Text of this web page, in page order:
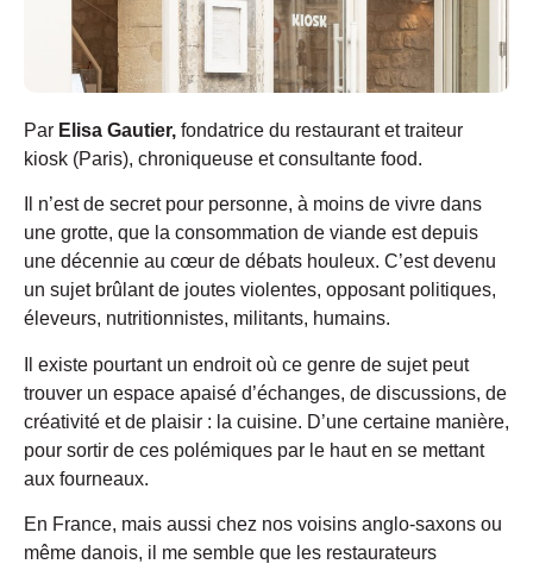
Par Elisa Gautier, fondatrice du restaurant et traiteur
kiosk (Paris), chroniqueuse et consultante food.
Il n’est de secret pour personne, à moins de vivre dans
une grotte, que la consommation de viande est depuis
une décennie au cœur de débats houleux. C’est devenu
un sujet brûlant de joutes violentes, opposant politiques,
éleveurs, nutritionnistes, militants, humains.
Il existe pourtant un endroit où ce genre de sujet peut
trouver un espace apaisé d’échanges, de discussions, de
créativité et de plaisir : la cuisine. D’une certaine manière,
pour sortir de ces polémiques par le haut en se mettant
aux fourneaux.
En France, mais aussi chez nos voisins anglo-saxons ou
même danois, il me semble que les restaurateurs